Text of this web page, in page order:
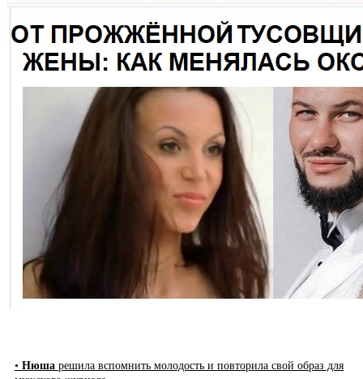
• Нюша решила вспомнить молодость и повторила свой образ для